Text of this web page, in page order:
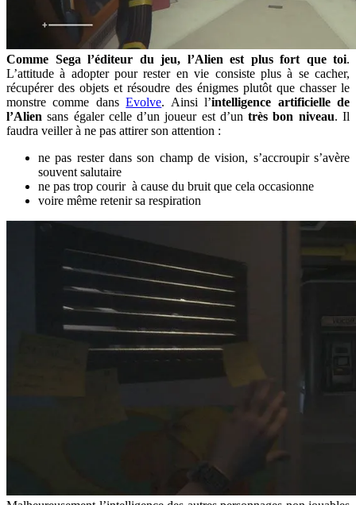
Comme Sega l’éditeur du jeu, l’Alien est plus fort que toi.
L’attitude à adopter pour rester en vie consiste plus à se cacher,
récupérer des objets et résoudre des énigmes plutôt que chasser le
monstre comme dansEvolve. Ainsi l’intelligence artificielle de
l’Alien sans égaler celle d’un joueur est d’untrès bon niveau. Il
faudra veiller à ne pas attirer son attention :
ne pas rester dans son champ de vision, s’accroupir s’avère
souvent salutaire
ne pas trop courir à cause du bruit que cela occasionne
voire même retenir sa respiration